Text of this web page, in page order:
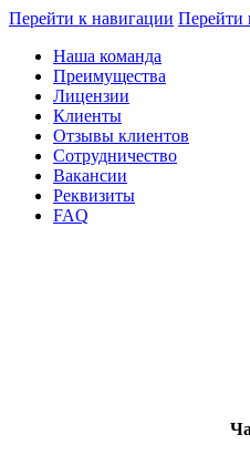
Перейти к навигации Перейти
Наша команда
Преимущества
Лицензии
Клиенты
Отзывы клиентов
Сотрудничество
Вакансии
Реквизиты
FAQ